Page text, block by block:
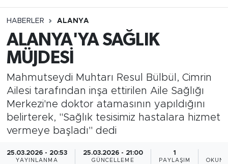
HABERLER ALANYA
ALANYA'YA SAĞLIK
MÜJDESİ
Mahmutseydi Muhtarı Resul Bülbül, Cimrin
Ailesi tarafından inşa ettirilen Aile Sağlığı
Merkezi'ne doktor atamasının yapıldığını
belirterek, "Sağlık tesisimiz hastalara hizmet
vermeye başladı" dedi
25.03.2026 - 20:53
YAYINLANMA
25.03.2026 - 21:00
GÜNCELLEME
1
PAYLAŞIM
Bölgesel
Dünya
Eğitim
Ekonomi
Tüm Manşetler
Son Dakika Haberleri
Haber Arşivi